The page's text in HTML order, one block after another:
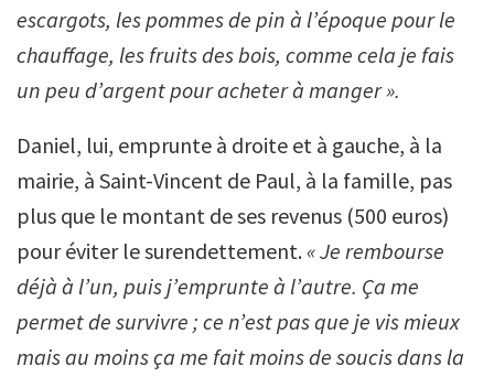
escargots, les pommes de pin à l’époque pour le
chauffage, les fruits des bois, comme cela je fais
un peu d’argent pour acheter à manger ».
Daniel, lui, emprunte à droite et à gauche, à la
mairie, à Saint-Vincent de Paul, à la famille, pas
plus que le montant de ses revenus (500 euros)
pour éviter le surendettement. « Je rembourse
déjà à l’un, puis j’emprunte à l’autre. Ça me
permet de survivre ; ce n’est pas que je vis mieux
mais au moins ça me fait moins de soucis dans la